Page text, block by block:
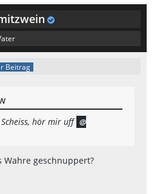
Beitrag
hör mir uff
Wahre geschnuppert?